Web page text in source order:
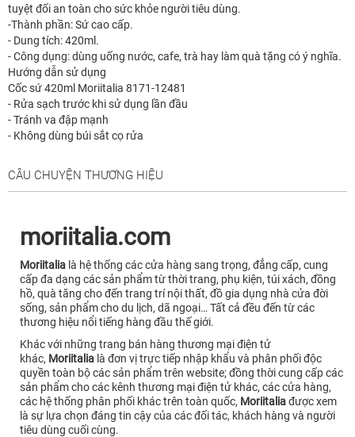
tuyệt đối an toàn cho sức khỏe người tiêu dùng.
-Thành phần: Sứ cao cấp.
- Dung tích: 420ml.
- Công dụng: dùng uống nước, cafe, trà hay làm quà tặng có ý nghĩa.
Hướng dẫn sử dụng
Cốc sứ 420ml Moriitalia 8171-12481
- Rửa sạch trước khi sử dụng lần đầu
- Tránh va đập mạnh
- Không dùng búi sắt cọ rửa
CÂU CHUYỆN THƯƠNG HIỆU
moriitalia.com
Moriitalia là hệ thống các cửa hàng sang trọng, đẳng cấp, cung
cấp đa dạng các sản phẩm từ thời trang, phụ kiện, túi xách, đồng
hồ, quà tăng cho đến trang trí nội thất, đồ gia dụng nhà cửa đời
sống, sản phẩm cho du lịch, dã ngoại… Tất cả đều đến từ các
thương hiệu nổi tiếng hàng đầu thế giới.
Khác với những trang bán hàng thương mại điện tử
khác, Moriitalia là đơn vị trực tiếp nhập khẩu và phân phối độc
quyền toàn bộ các sản phẩm trên website; đồng thời cung cấp các
sản phẩm cho các kênh thương mại điện tử khác, các cửa hàng,
các hệ thống phân phối khác trên toàn quốc, Moriitaliađược xem
là sự lựa chọn đáng tin cậy của các đối tác, khách hàng và người
tiêu dùng cuối cùng.